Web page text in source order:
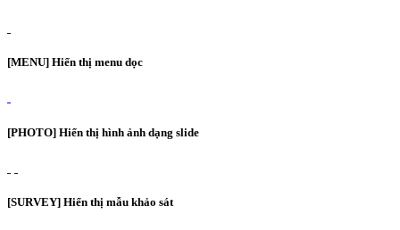
[MENU] Hiển thị menu dọc
[PHOTO] Hiển thị hình ảnh dạng slide
[SURVEY] Hiển thị mẫu khảo sát